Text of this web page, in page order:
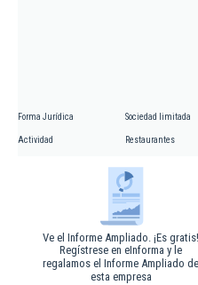
Forma Jurídica Sociedad limitada
Actividad Restaurantes
Ve el Informe Ampliado. ¡Es gratis!
Regístrese en eInforma y le
regalamos el Informe Ampliado de
esta empresa